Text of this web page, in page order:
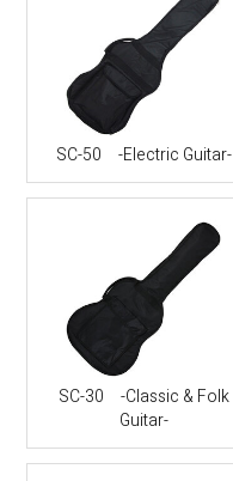
SC-50 -Electric Guitar-
SC-30 -Classic & Folk
Guitar-